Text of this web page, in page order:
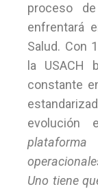
proceso
enfrentará
Salud. Con
la USACH
constante
evolución
plataforma
Uno tiene